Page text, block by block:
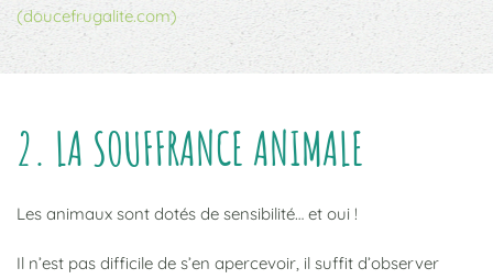
(doucefrugalite.com)
2. LA SOUFFRANCE ANIMALE
Les animaux sont dotés de sensibilité… et oui !
Il n’est pas difficile de s’en apercevoir, il suffit d’observer